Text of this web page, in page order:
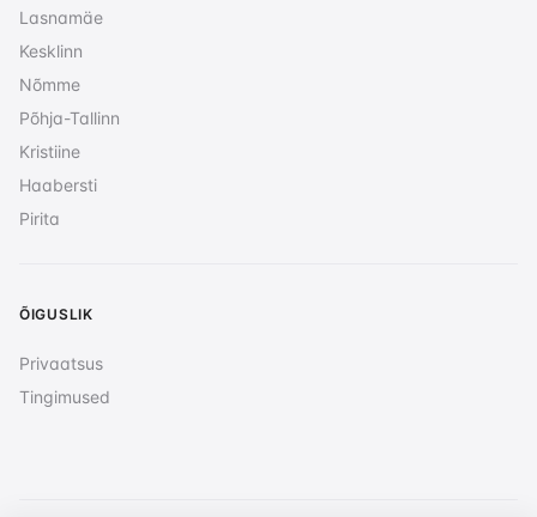
Lasnamäe
Kesklinn
Nõmme
Põhja-Tallinn
Kristiine
Haabersti
Pirita
ÕIGUSLIK
Privaatsus
Tingimused